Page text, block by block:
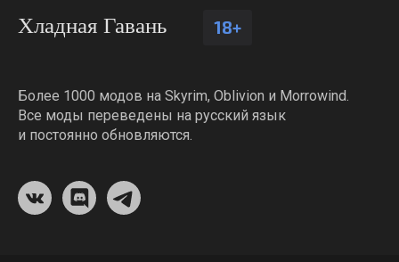
Хладная Гавань 18+
Более 1000 модов на Skyrim, Oblivion и Morrowind.
Все моды переведены на русский язык
и постоянно обновляются.